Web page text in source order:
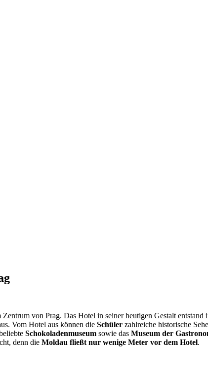
von Prag. Das Hotel in seiner heutigen Gestalt
Vom Hotel aus können die Schüler zahlreiche historische
Schokoladenmuseum sowie das Museum der
denn die Moldau fließt nur wenige Meter vor dem Hotel.